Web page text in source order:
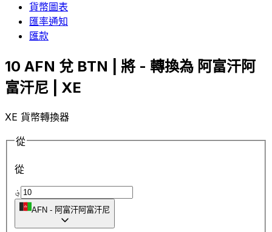
貨幣圖表
匯率通知
匯款
10 AFN 兌 BTN | 將 - 轉換為 阿富汗阿
富汗尼 | XE
XE 貨幣轉換器
從
從
؋
AFN - 阿富汗阿富汗尼